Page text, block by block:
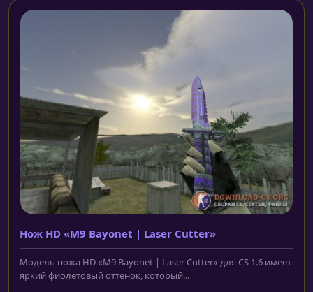
Нож HD «M9 Bayonet | Laser Cutter»
Модель ножа HD «M9 Bayonet | Laser Cutter» для CS 1.6 имеет
яркий фиолетовый оттенок, который...